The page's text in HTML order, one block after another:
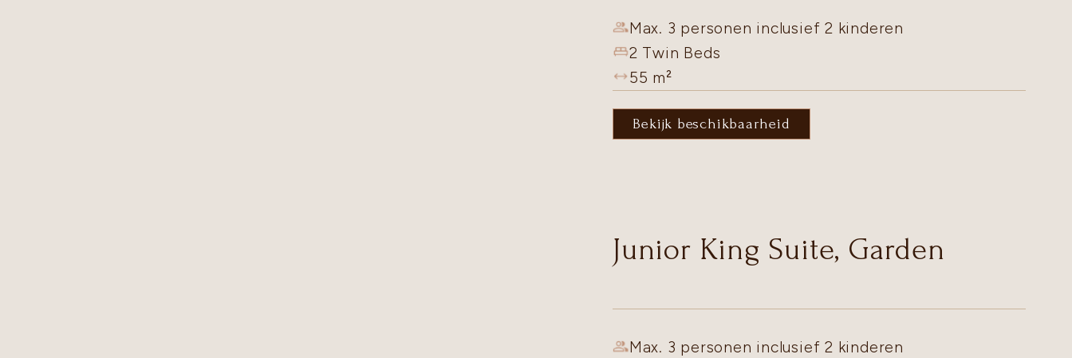
Max. 3 personen inclusief 2 kinderen
2 Twin Beds
55 m²
Bekijk beschikbaarheid
Junior King Suite, Garden
Max. 3 personen inclusief 2 kinderen